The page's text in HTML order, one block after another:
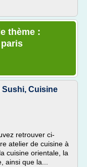
thème :
Cuisine
retrouver ci-
atelier de cuisine à
cuisine orientale, la
ainsi que la...